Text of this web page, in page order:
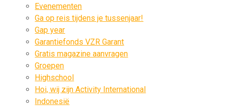
Evenementen
Ga op reis tijdens je tussenjaar!
Gap year
Garantiefonds VZR Garant
Gratis magazine aanvragen
Groepen
Highschool
Hoi, wij zijn Activity International
Indonesië